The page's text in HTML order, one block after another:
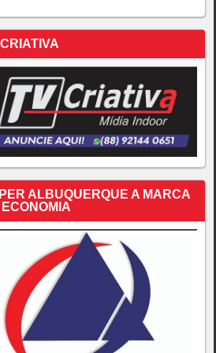
ALBUQUERQUE A MARCA
ECONOMIA